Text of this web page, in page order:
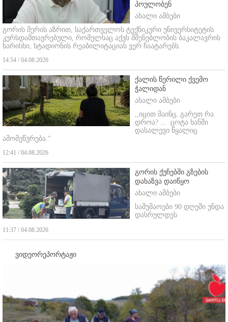
პოულობენ
ახალი ამბები
გორის მერის აზრით, საქართველოს ტექნიკური უნივერსიტეტის
კურსდამთავრებული, რომელსაც აქვს მშენებლობის ბაკალავრის
ხარისხი, სტადიონის რეაბილიტაციას ვერ ჩაატარებს.
14:54 / 04.08.2026
ქალის წერილი ქვემო
ჭალიდან
ახალი ამბები
,,იცით მაინც, გარეთ რა
დროა? ... ცოტა ხანში
დასალევი წყალიც
ამომეწურება."
12:41 / 04.08.2026
გორის ქუჩებში გზების
დახაზვა დაიწყო
ახალი ამბები
სამუშაოები 90 დღეში უნდა
დასრულდეს
11:37 / 04.08.2026
ვიდეორეპორტაჟი